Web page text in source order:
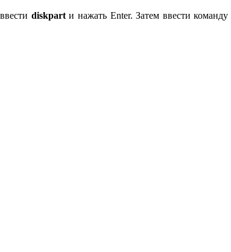
diskpartи нажать Enter. Затем ввести команду